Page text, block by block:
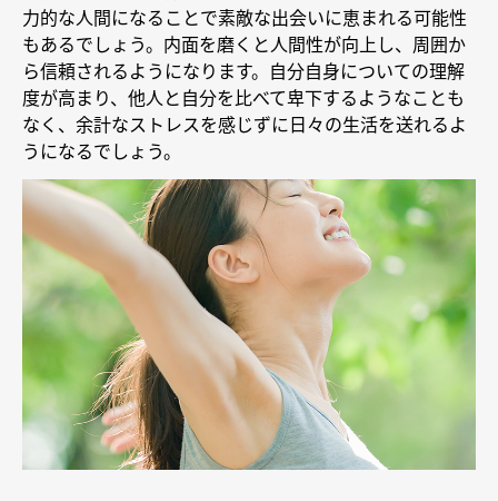
力的な人間になることで素敵な出会いに恵まれる可能性
もあるでしょう。内面を磨くと人間性が向上し、周囲か
ら信頼されるようになります。自分自身についての理解
度が高まり、他人と自分を比べて卑下するようなことも
なく、余計なストレスを感じずに日々の生活を送れるよ
うになるでしょう。